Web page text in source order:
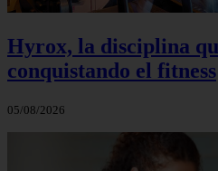
Hyrox, la disciplina
conquistando el fitness
05/08/2026